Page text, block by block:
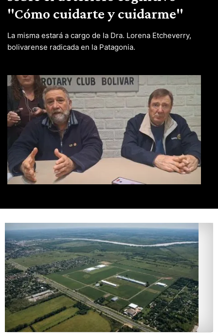
"Cómo cuidarte y cuidarme"
La misma estará a cargo de la Dra. Lorena Etcheverry,
bolivarense radicada en la Patagonia.